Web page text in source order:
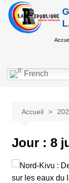
French
Accueil
Jour : 8